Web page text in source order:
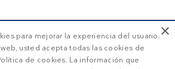
SUSCRIPCIÓN DD+
×
para mejorar la experiencia del usuario.
usted acepta todas las cookies de
de cookies. La información que